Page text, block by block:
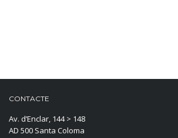
CONTACTE
Av. d’Enclar, 144 > 148
AD 500 Santa Coloma